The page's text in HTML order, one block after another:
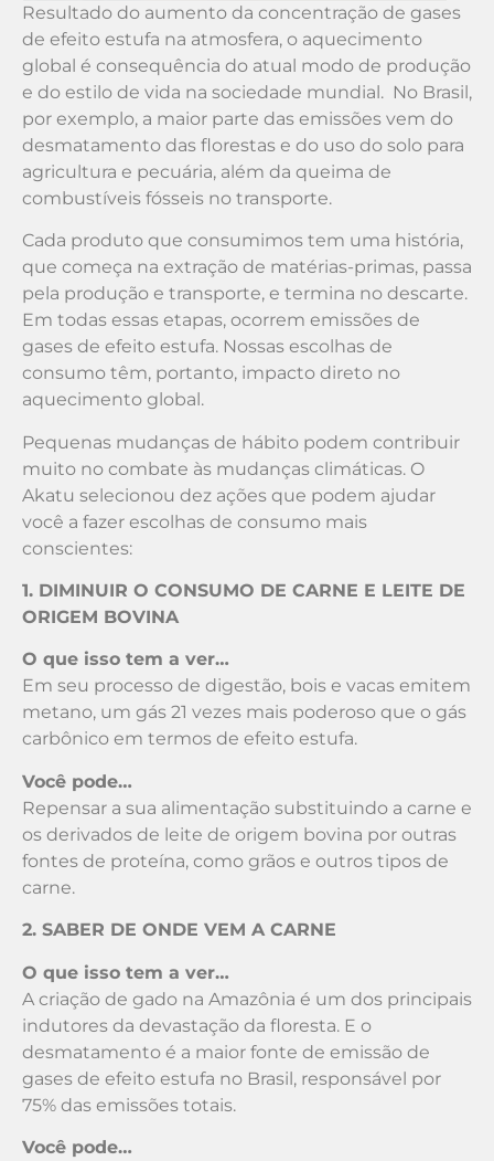
Resultado do aumento da concentração de gases
de efeito estufa na atmosfera, o aquecimento
global é consequência do atual modo de produção
e do estilo de vida na sociedade mundial. No Brasil,
por exemplo, a maior parte das emissões vem do
desmatamento das florestas e do uso do solo para
agricultura e pecuária, além da queima de
combustíveis fósseis no transporte.
Cada produto que consumimos tem uma história,
que começa na extração de matérias-primas, passa
pela produção e transporte, e termina no descarte.
Em todas essas etapas, ocorrem emissões de
gases de efeito estufa. Nossas escolhas de
consumo têm, portanto, impacto direto no
aquecimento global.
Pequenas mudanças de hábito podem contribuir
muito no combate às mudanças climáticas. O
Akatu selecionou dez ações que podem ajudar
você a fazer escolhas de consumo mais
conscientes:
1. DIMINUIR O CONSUMO DE CARNE E LEITE DE
ORIGEM BOVINA
O que isso tem a ver…
Em seu processo de digestão, bois e vacas emitem
metano, um gás 21 vezes mais poderoso que o gás
carbônico em termos de efeito estufa.
Você pode…
Repensar a sua alimentação substituindo a carne e
os derivados de leite de origem bovina por outras
fontes de proteína, como grãos e outros tipos de
carne.
2. SABER DE ONDE VEM A CARNE
O que isso tem a ver…
A criação de gado na Amazônia é um dos principais
indutores da devastação da floresta. E o
desmatamento é a maior fonte de emissão de
gases de efeito estufa no Brasil, responsável por
75% das emissões totais.
Você pode…